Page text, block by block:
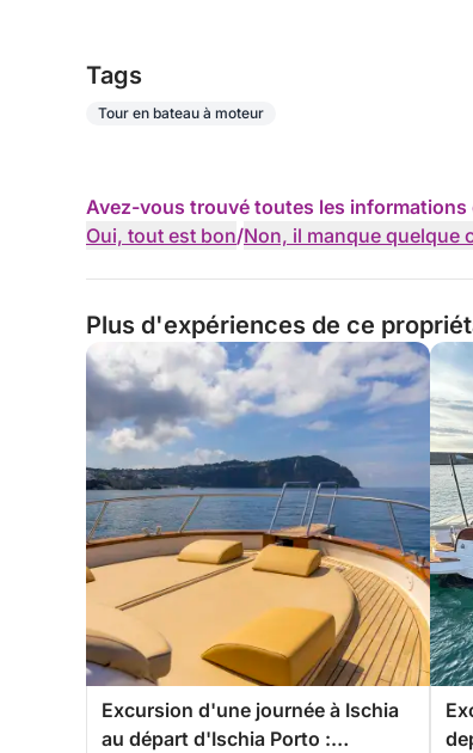
Tags
Tour en bateau à moteur
Avez-vous trouvé toutes les
Oui, tout est bon/Non, il manque quelque
Plus d'expériences de ce
Excursion d'une journée à Ischia
au départ d'Ischia Porto :